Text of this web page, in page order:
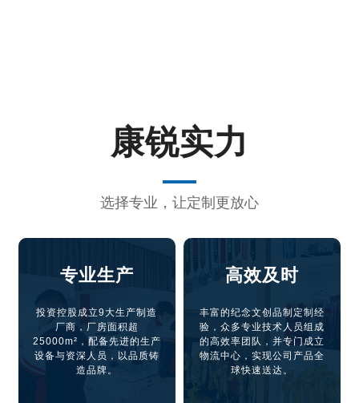
康锐实力
选择专业，让定制更放心
专业生产
投资控股成立9大生产制造
厂商，厂房面积超
25000m²，配备先进的生产
设备与资深人员，以品质铸
造品牌。
高效及时
丰富的纪念文创品制定制经
验，众多专业技术人员组成
的高效率团队，并专门成立
物流中心，实现公司产品全
球快速送达。